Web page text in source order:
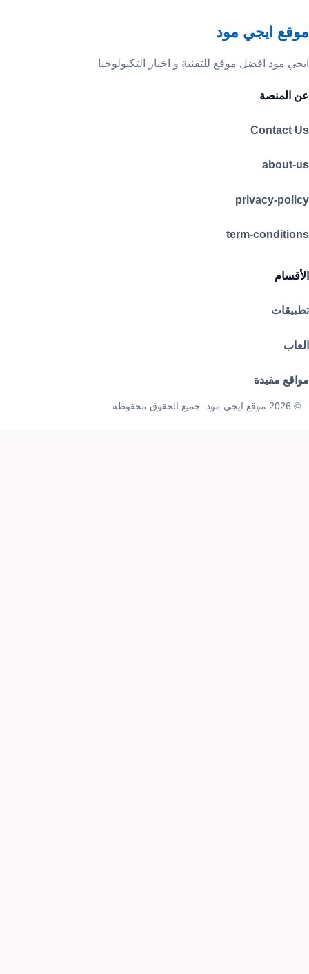
موقع ايجي مود
ايجي مود افضل موقع للتقنية و اخبار التكنولوجيا
عن المنصة
Contact Us
about-us
privacy-policy
term-conditions
الأقسام
تطبيقات
العاب
مواقع مفيدة
© 2026 موقع ايجي مود. جميع الحقوق محفوظة